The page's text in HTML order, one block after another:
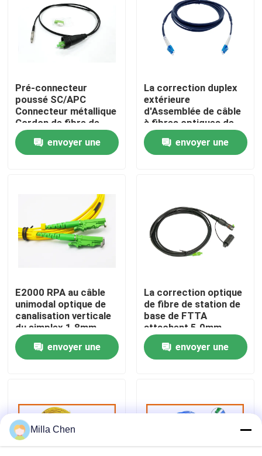
Maison
Produits
Visite d'usine
Contactez-nous
Nouvelles
Demandez une citation
Box en fibre optique Résiliation
Pré-connecteur
poussé SC/APC
Connecteur métallique
Cordon de fibre de
patch noir pour à
travers le conduit et la
paroi FTTH
envoyer une
La correction duplex
extérieure
d'Assemblée de câble
à fibres optiques de
FTTA LC attachent
GJFJV 7.0mm G657A2
2.0mm
envoyer une
E2000 RPA au câble
unimodal optique de
canalisation verticale
du simplex 1.8mm
LSZH de corde de
correction de fibre de
Sc UPC
envoyer une
La correction optique
de fibre de station de
base de FTTA
attachent 5.0mm
terminés avec des
connecteurs de Sc de
Supertap
envoyer une
Milla Chen